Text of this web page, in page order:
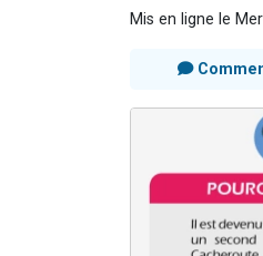
Mis en ligne le